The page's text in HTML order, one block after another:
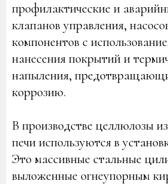
профилактические и
клапанов управления,
компонентов с
нанесения покрытий и
напыления,
коррозию.
В производстве целлюлозы
печи используются в
Это массивные стальные
выложенные огнеупорным